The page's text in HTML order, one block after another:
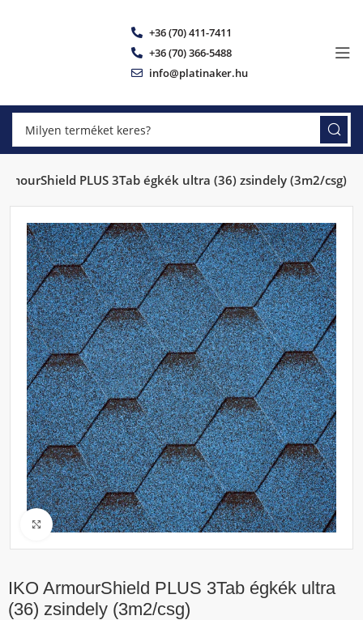
+36 (70) 411-7411
+36 (70) 366-5488
info@platinaker.hu
PLUS 3Tab égkék ultra (36) zsindely (3m2/csg)
Click to enlarge
IKO ArmourShield PLUS 3Tab égkék ultra
(36) zsindely (3m2/csg)